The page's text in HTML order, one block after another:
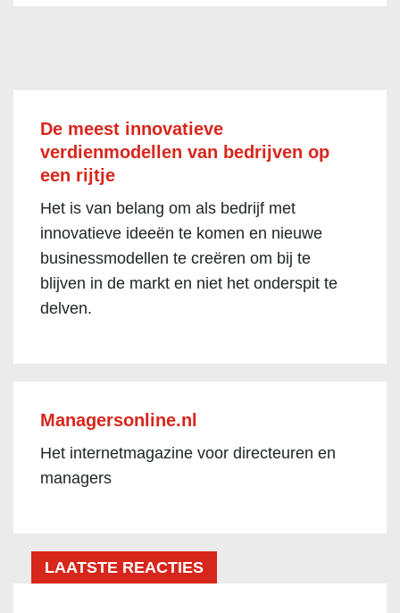
De meest innovatieve
verdienmodellen van bedrijven op
een rijtje
Het is van belang om als bedrijf met
innovatieve ideeën te komen en nieuwe
businessmodellen te creëren om bij te
blijven in de markt en niet het onderspit te
delven.
Managersonline.nl
Het internetmagazine voor directeuren en
managers
LAATSTE REACTIES